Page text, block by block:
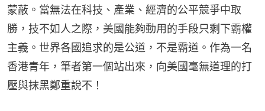
蒙蔽。當無法在科技、產業、經濟的公平競爭中取
勝，技不如人之際，美國能夠動用的手段只剩下霸權
主義。世界各國追求的是公道，不是霸道。作為一名
香港青年，筆者第一個站出來，向美國毫無道理的打
壓與抹黑鄭重說不！